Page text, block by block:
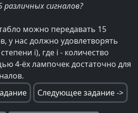
сигналов?
можно передавать 15
у нас должно удовлетворять
i), где i - количество
4-ёх лампочек достаточно для
Следующее задание ->